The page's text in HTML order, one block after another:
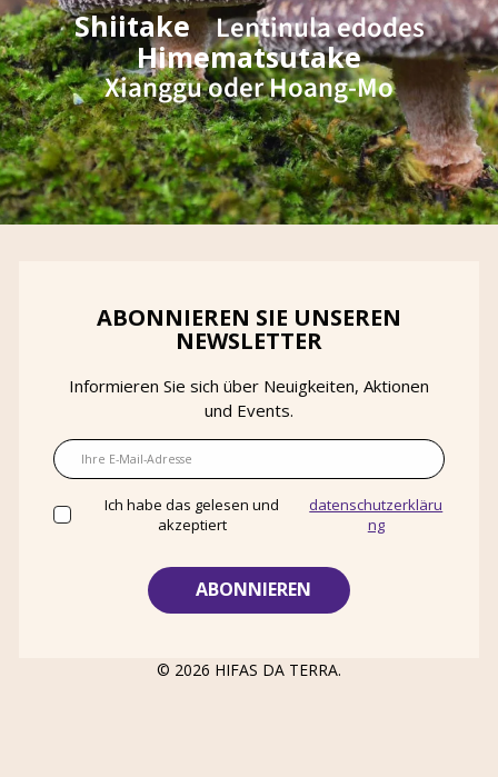
Shiitake Lentinula edodes
Himematsutake
Xianggu oder Hoang-Mo
ABONNIEREN SIE UNSEREN
NEWSLETTER
Informieren Sie sich über Neuigkeiten, Aktionen
und Events.
E-Mail
Ich habe das gelesen und
akzeptiert
datenschutzerkläru
ng
© 2026 HIFAS DA TERRA.